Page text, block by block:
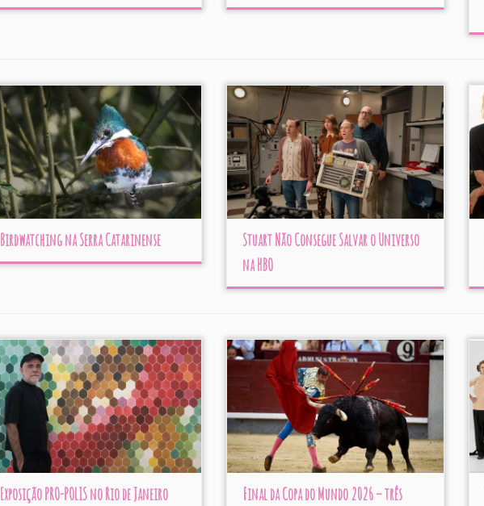
Birdwatching na Serra Catarinense
Stuart Não Consegue Salvar o Universo
na HBO
Exposição PRO-POLIS no Rio de Janeiro
Final da Copa do Mundo 2026 – três